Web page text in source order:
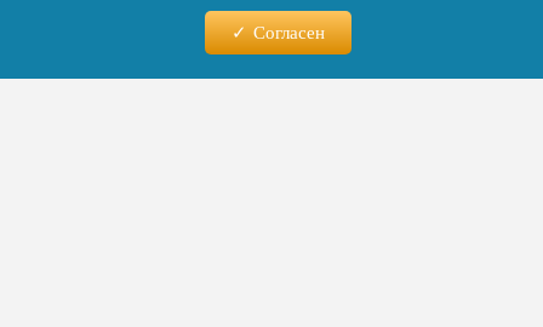
Согласен